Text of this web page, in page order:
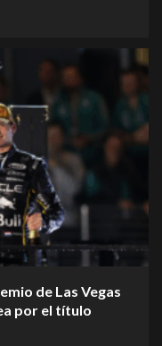
de Las Vegas
por el título